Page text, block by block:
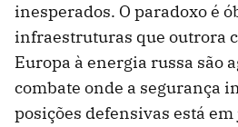
inesperados. O paradoxo é
infraestruturas que outrora
Europa à energia russa são
combate onde a segurança
posições defensivas está em